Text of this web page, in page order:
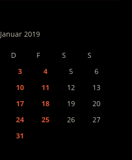
Januar 2019
D F S
S
3 4 5
6
10 11 12
13
17 18 19
20
24 25 26
27
31